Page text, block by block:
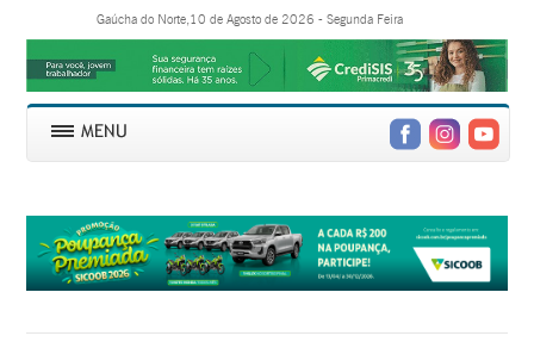
Gaúcha do Norte,10 de Agosto de 2026 - Segunda Feira